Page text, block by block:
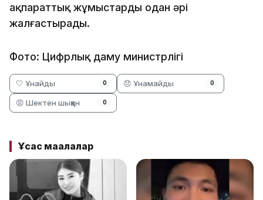
ақпараттық жұмыстарды одан әрі
жалғастырады.
Фото: Цифрлық даму министрлігі
🤍 Ұнайды 0 😞 Ұнамайды 0
😡 Шектен шыққан 0
Ұқсас мақалалар